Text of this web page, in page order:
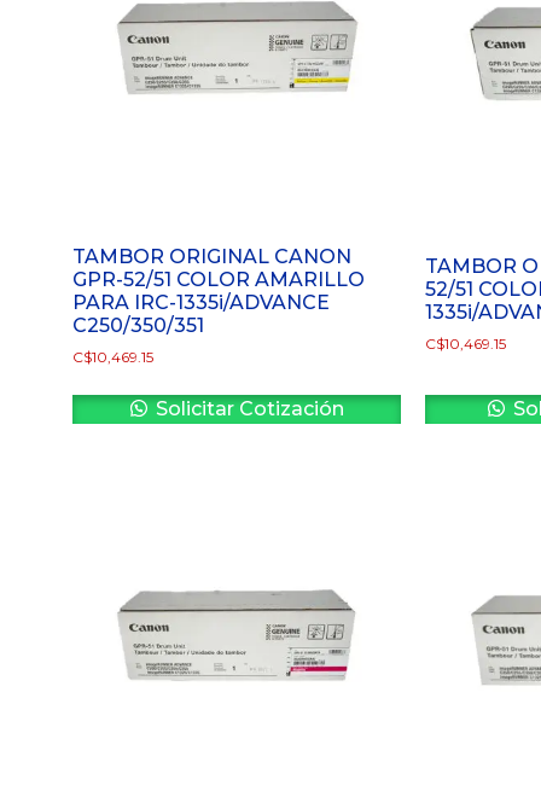
TAMBOR ORIGINAL CANON
GPR-52/51 COLOR AMARILLO
PARA IRC-1335i/ADVANCE
C250/350/351
C$10,469.15
Solicitar Cotización
TAMBOR
52/51
1335i/
C$10,469.15